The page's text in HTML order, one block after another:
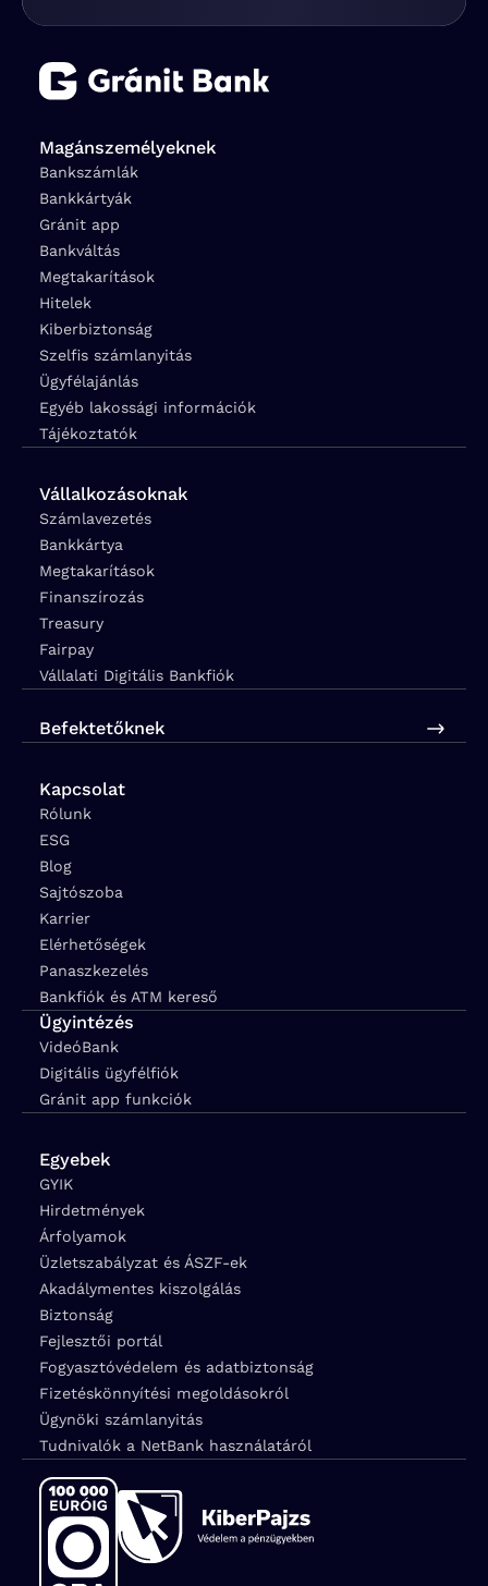
Magánszemélyeknek
Bankszámlák
Bankkártyák
Gránit app
Bankváltás
Megtakarítások
Hitelek
Kiberbiztonság
Szelfis számlanyitás
Ügyfélajánlás
Egyéb lakossági információk
Tájékoztatók
Vállalkozásoknak
Számlavezetés
Bankkártya
Megtakarítások
Finanszírozás
Treasury
Fairpay
Vállalati Digitális Bankfiók
Befektetőknek
Kapcsolat
Rólunk
ESG
Blog
Sajtószoba
Karrier
Elérhetőségek
Panaszkezelés
Bankfiók és ATM kereső
Ügyintézés
VideóBank
Digitális ügyfélfiók
Gránit app funkciók
Egyebek
GYIK
Hirdetmények
Árfolyamok
Üzletszabályzat és ÁSZF-ek
Akadálymentes kiszolgálás
Biztonság
Fejlesztői portál
Fogyasztóvédelem és adatbiztonság
Fizetéskönnyítési megoldásokról
Ügynöki számlanyitás
Tudnivalók a NetBank használatáról